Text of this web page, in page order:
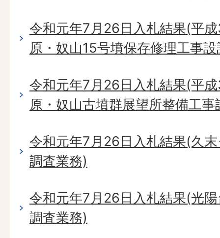
令和元年7月26日入札結果(平
原・奴山15号墳保存修理工事
令和元年7月26日入札結果(平
原・奴山古墳群展望所整備工
令和元年7月26日入札結果(久
調査業務)
令和元年7月26日入札結果(光
調査業務)